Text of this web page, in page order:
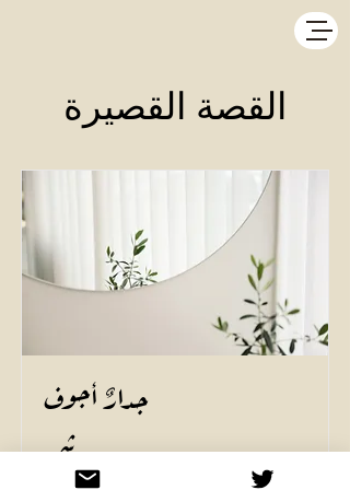
القصة القصيرة
جدارٌ أجوف
رزان الهاشمي